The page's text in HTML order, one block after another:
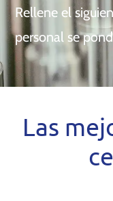
Rellene el
personal se
Las